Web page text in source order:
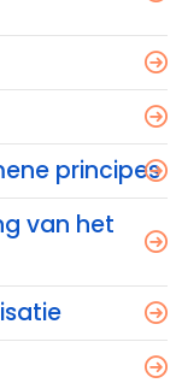
principes
van het